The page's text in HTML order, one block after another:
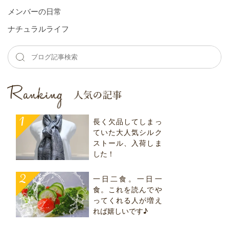
メンバーの⽇常
ナチュラルライフ
長く欠品してしまっ
ていた大人気シルク
ストール、入荷しま
した！
一日二食。一日一
食。これを読んでや
ってくれる人が増え
れば嬉しいです♪